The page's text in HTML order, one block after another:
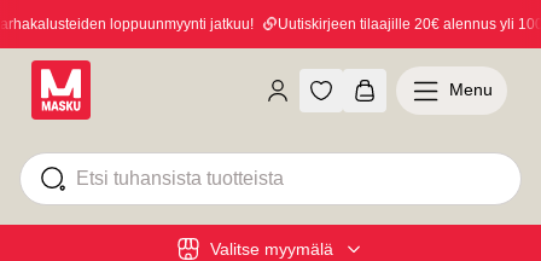
loppuunmyynti jatkuu! Uutiskirjeen tilaajille 20€ alennus yli
Valitse myymälä
Menu